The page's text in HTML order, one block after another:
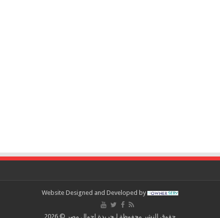
حقوق النشر محفوظة لـجريدة احوال مصر © 2026